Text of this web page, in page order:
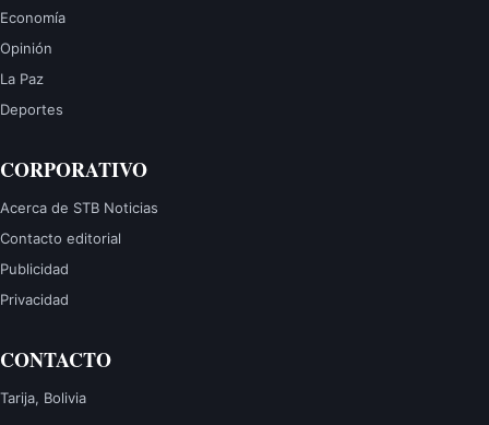
Economía
Opinión
La Paz
Deportes
CORPORATIVO
Acerca de STB Noticias
Contacto editorial
Publicidad
Privacidad
CONTACTO
Tarija, Bolivia